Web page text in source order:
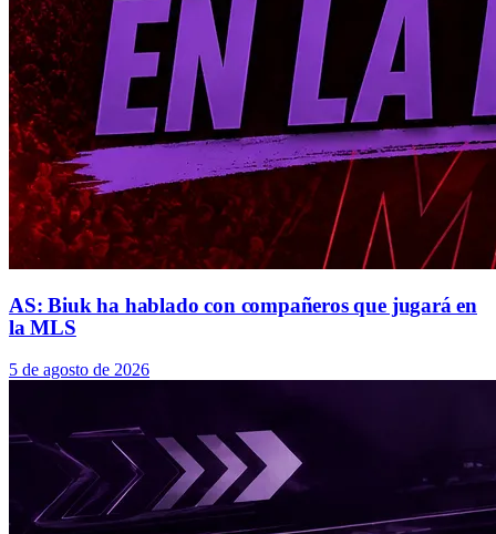
AS: Biuk ha hablado con compañeros que jugará en
la MLS
5 de agosto de 2026